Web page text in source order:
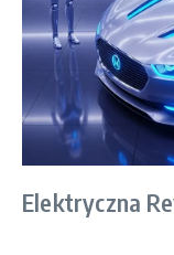
Elektryczna